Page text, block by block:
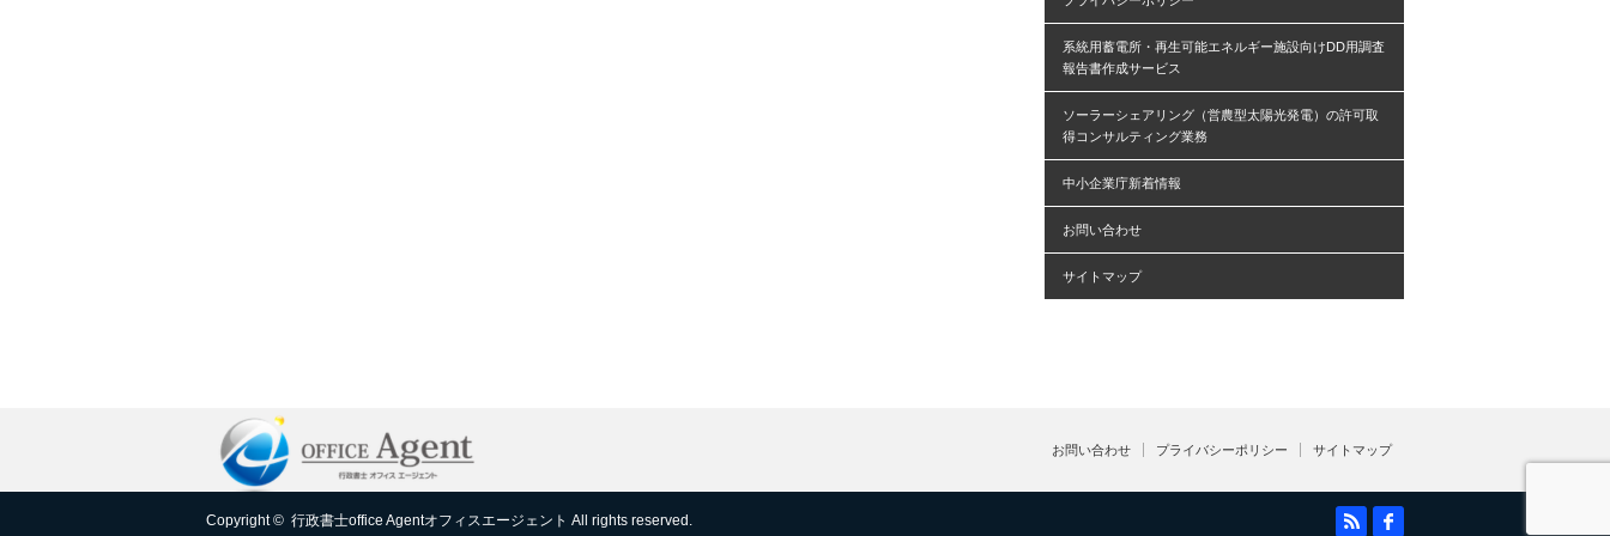
系統用蓄電所・再生可能エネルギー施設向けDD用調査
報告書作成サービス
ソーラーシェアリング（営農型太陽光発電）の許可取
得コンサルティング業務
中小企業庁新着情報
お問い合わせ
サイトマップ
お問い合わせ プライバシーポリシー サイトマップ
RSS
Copyright © 行政書士office Agentオフィスエージェント All rights reserved.